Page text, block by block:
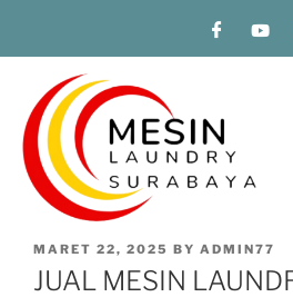
MARET 22, 2025 BY ADMIN77
JUAL MESIN